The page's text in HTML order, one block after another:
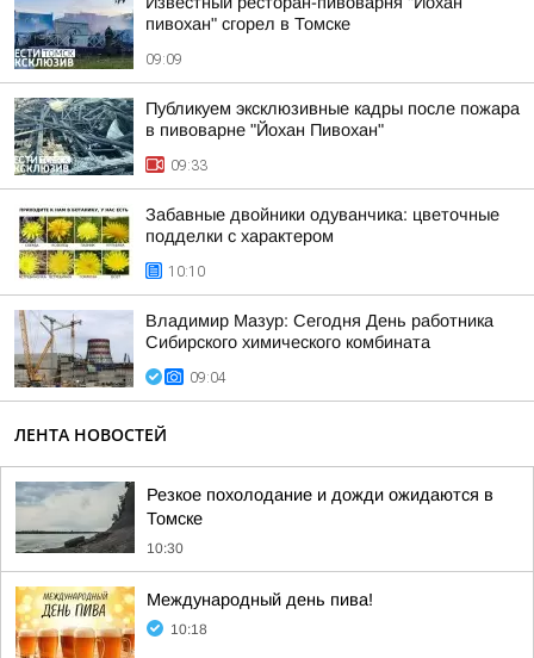
пивохан" сгорел в Томске
09:09
Публикуем эксклюзивные кадры после пожара
в пивоварне "Йохан Пивохан"
09:33
Забавные двойники одуванчика: цветочные
подделки с характером
10:10
Владимир Мазур: Сегодня День работника
Сибирского химического комбината
09:04
ЛЕНТА НОВОСТЕЙ
Резкое похолодание и дожди ожидаются в
Томске
10:30
Международный день пива!
10:18